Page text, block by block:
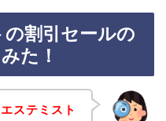
割引セールの
た！
ステミスト